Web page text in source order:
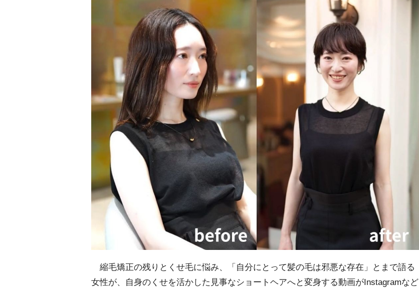
縮毛矯正の残りとくせ毛に悩み、「自分にとって髪の毛は邪悪な存在」とまで語る
女性が、自身のくせを活かした見事なショートヘアへと変身する動画がInstagramなど